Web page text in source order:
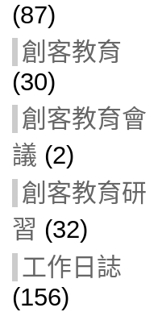
(87)
創客教育
(30)
創客教育會
議 (2)
創客教育研
習 (32)
工作日誌
(156)